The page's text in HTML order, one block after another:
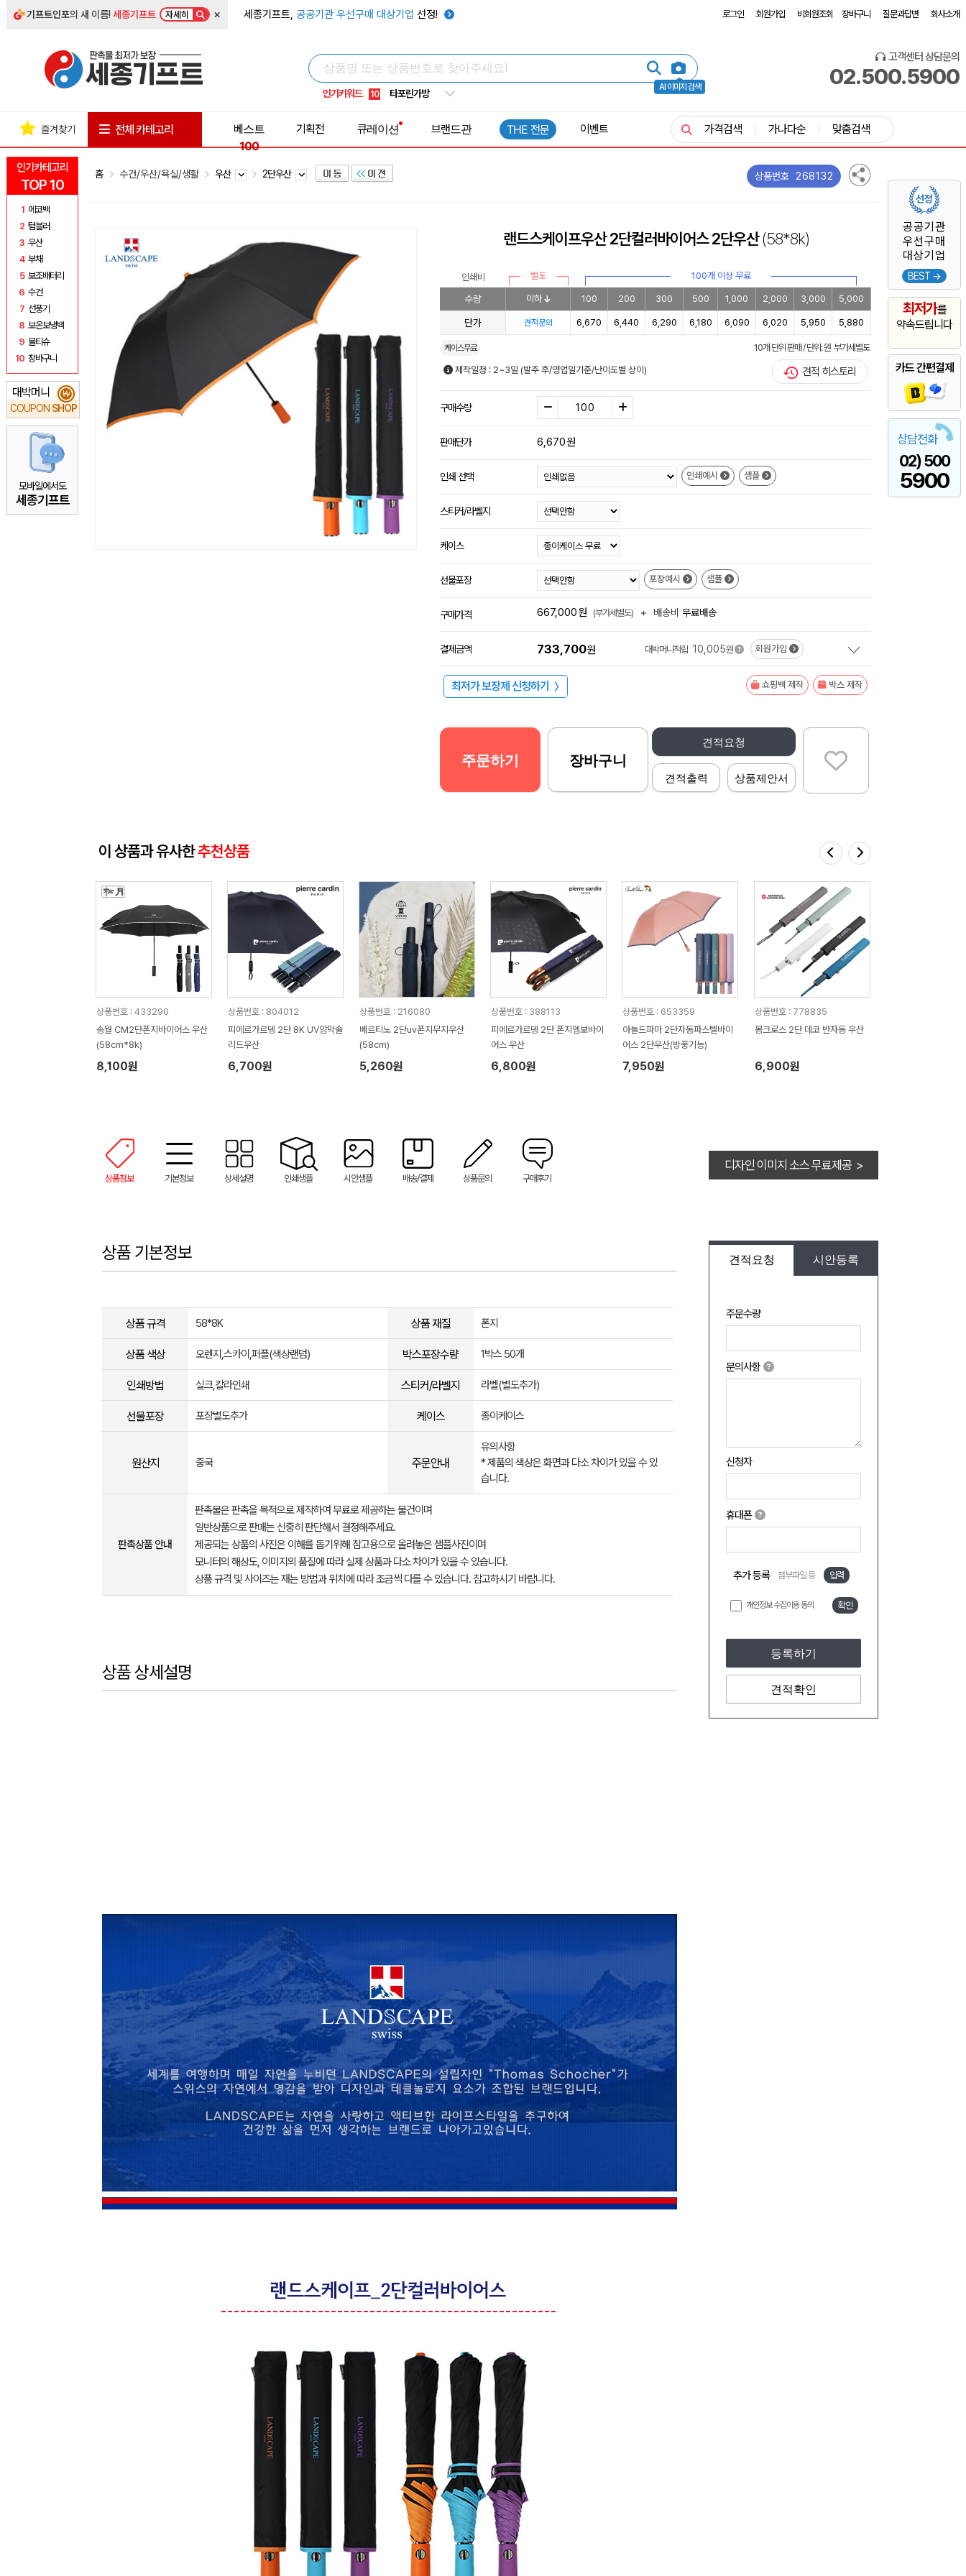
기프트인포의 새 이름!세종기프트 자세히 × 세종기프트, 공공기관 우선구매 대상기업 선정! 로그인 회원가입 비회원조회 장바구니 질문과답변 회사소개
AI 이미지 검색
인기키워드
6 우산
9 넥쿨러
10 타포린가방
고객센터 상담문의
02.500.5900
인기카테고리
TOP 10
1 에코백
2 텀블러
3 우산
4 부채
5 보조배터리
6 수건
7 선풍기
8 보온보냉백
9 물티슈
10 장바구니
대박머니
COUPON SHOP
₩
모바일에서도
세종기프트
공공기관
우선구매
대상기업
BEST →
최저가를
약속드립니다
카드 간편결제
상담전화
02) 500
5900
즐겨찾기 전체 카테고리
베스트
100
기획전 큐레이션 브랜드관 THE 전문 이벤트 가격검색 가나다순 맞춤검색
홈 수건/우산/욕실/생활 우산 2단우산 상품번호 268132
랜드스케이프우산 2단컬러바이어스 2단우산(58*8k)
인쇄비 별도 100개 이상 무료
수량 이하 100 200 300 500 1,000 2,000 3,000 5,000
단가 견적문의 6,670 6,440 6,290 6,180 6,090 6,020 5,950 5,880
케이스무료 10개 단위 판매 / 단위: 원 부가세별도
제작일정 : 2~3일 (발주 후/영업일기준/난이도별 상이) 견적 히스토리
구매수량
판매단가 6,670원
인쇄 선택 인쇄예시 샘플
스티커/라벨지
케이스
선물포장 포장예시 샘플
구매가격 667,000원 (부가세별도) + 배송비 무료배송
결제금액 733,700원 대박머니적립 10,005원 회원가입
최저가 보장제 신청하기 〉 쇼핑백 제작 박스 제작
견적요청
견적출력 상품제안서
주문하기 장바구니
이 상품과 유사한추천상품
상품번호 : 433290
송월 CM2단폰지바이어스 우산
(58cm*8k)
8,100원
상품번호 : 804012
피에르가르뎅 2단 8K UV암막솔
리드우산
6,700원
상품번호 : 216080
베르티노 2단uv폰지무지우산
(58cm)
5,260원
상품번호 : 388113
피에르가르뎅 2단 폰지엠보바이
어스 우산
6,800원
상품번호 : 653359
아놀드파마 2단자동파스텔바이
어스 2단우산(방풍기능)
7,950원
상품번호 : 778835
몽크로스 2단 데코 반자동 우산
6,900원
상품정보 기본정보 상세설명 인쇄샘플 시안샘플 배송/결제 상품문의 구매후기
디자인 이미지 소스 무료제공 >
견적요청 시안등록
주문수량
문의사항
신청자
휴대폰
추가 등록 첨부파일 등 입력
개인정보 수집이용 동의 확인
등록하기
견적확인
상품 기본정보
상품 규격 58*8K 상품 재질 폰지
상품 색상 오렌지,스카이,퍼플(색상랜덤) 박스포장수량 1박스 50개
인쇄방법 실크,칼라인쇄 스티커/라벨지 라벨(별도추가)
선물포장 포장별도추가 케이스 종이케이스
원산지 중국 주문안내
유의사항
* 제품의 색상은 화면과 다소 차이가 있을 수 있
습니다.
판촉상품 안내
판촉물은 판촉을 목적으로 제작하여 무료로 제공하는 물건이며
일반상품으로 판매는 신중히 판단해서 결정해주세요.
제공되는 상품의 사진은 이해를 돕기위해 참고용으로 올려놓은 샘플사진이며
모니터의 해상도, 이미지의 품질에 따라 실제 상품과 다소 차이가 있을 수 있습니다.
상품 규격 및 사이즈는 재는 방법과 위치에 따라 조금씩 다를 수 있습니다. 참고하시기 바랍니다.
상품 상세설명